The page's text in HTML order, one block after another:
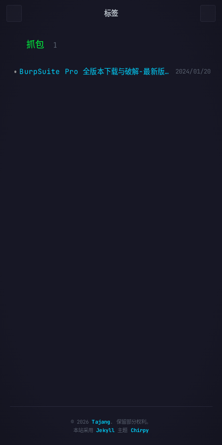
标签
抓包 1
BurpSuite Pro 全版本下载与破解-最新版BurpSuite Pro 2024/01/20
© 2026 Tajang . 保留部分权利。
本站采用Jekyll 主题 Chirpy